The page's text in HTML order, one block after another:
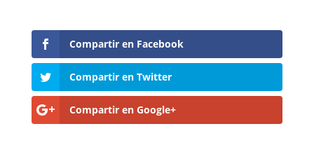
Compartir en Facebook
Compartir en Twitter
Compartir en Google+